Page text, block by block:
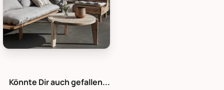
Könnte Dir auch gefallen...